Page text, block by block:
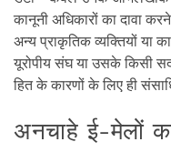
कानूनी अधिकारों का दावा
अन्य प्राकृतिक व्यक्तियों या
यूरोपीय संघ या उसके किसी
हित के कारणों के लिए ही
अनचाहे ई-मेलों